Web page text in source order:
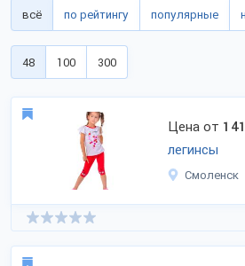
всё по рейтингу популярные
48 100 300
Цена от 141
легинсы
Смоленск